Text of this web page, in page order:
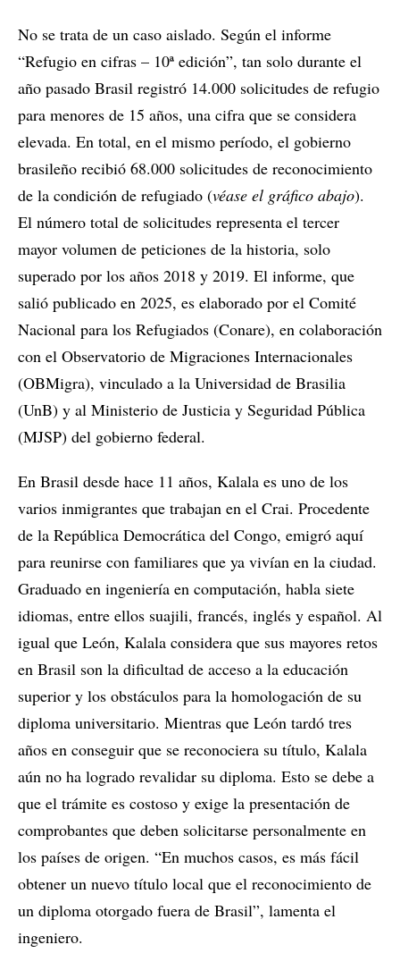
No se trata de un caso aislado. Según el informe
“Refugio en cifras – 10ª edición”, tan solo durante el
año pasado Brasil registró 14.000 solicitudes de refugio
para menores de 15 años, una cifra que se considera
elevada. En total, en el mismo período, el gobierno
brasileño recibió 68.000 solicitudes de reconocimiento
de la condición de refugiado (véase el gráfico abajo).
El número total de solicitudes representa el tercer
mayor volumen de peticiones de la historia, solo
superado por los años 2018 y 2019. El informe, que
salió publicado en 2025, es elaborado por el Comité
Nacional para los Refugiados (Conare), en colaboración
con el Observatorio de Migraciones Internacionales
(OBMigra), vinculado a la Universidad de Brasilia
(UnB) y al Ministerio de Justicia y Seguridad Pública
(MJSP) del gobierno federal.
En Brasil desde hace 11 años, Kalala es uno de los
varios inmigrantes que trabajan en el Crai. Procedente
de la República Democrática del Congo, emigró aquí
para reunirse con familiares que ya vivían en la ciudad.
Graduado en ingeniería en computación, habla siete
idiomas, entre ellos suajili, francés, inglés y español. Al
igual que León, Kalala considera que sus mayores retos
en Brasil son la dificultad de acceso a la educación
superior y los obstáculos para la homologación de su
diploma universitario. Mientras que León tardó tres
años en conseguir que se reconociera su título, Kalala
aún no ha logrado revalidar su diploma. Esto se debe a
que el trámite es costoso y exige la presentación de
comprobantes que deben solicitarse personalmente en
los países de origen. “En muchos casos, es más fácil
obtener un nuevo título local que el reconocimiento de
un diploma otorgado fuera de Brasil”, lamenta el
ingeniero.